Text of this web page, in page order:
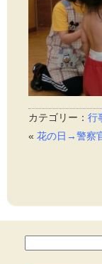
カテゴリー： 行
« 花の日→警察